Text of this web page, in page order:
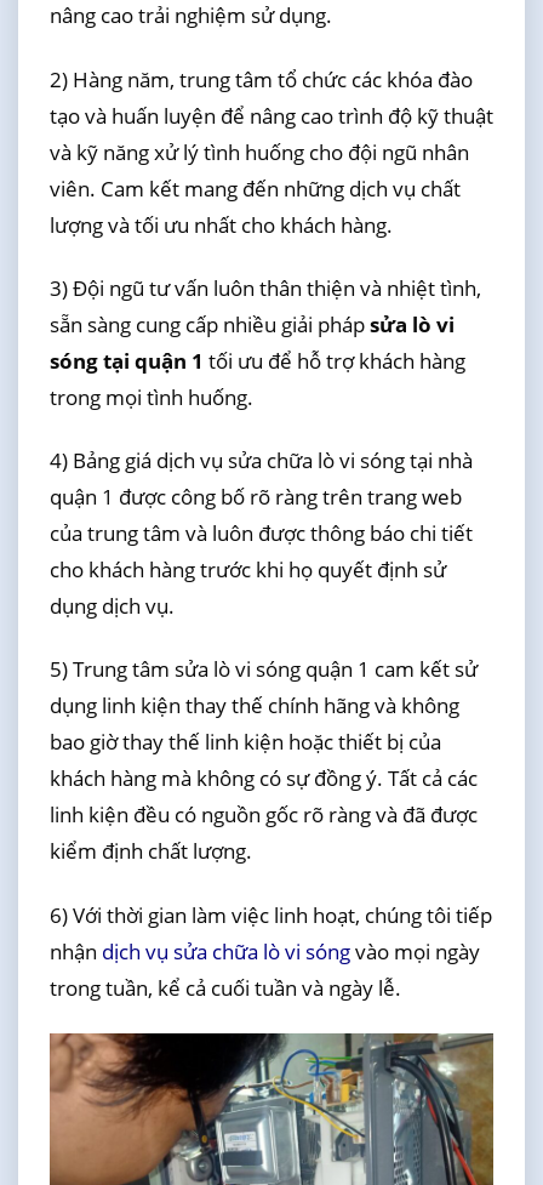
nâng cao trải nghiệm sử dụng.
2) Hàng năm, trung tâm tổ chức các khóa đào
tạo và huấn luyện để nâng cao trình độ kỹ thuật
và kỹ năng xử lý tình huống cho đội ngũ nhân
viên. Cam kết mang đến những dịch vụ chất
lượng và tối ưu nhất cho khách hàng.
3) Đội ngũ tư vấn luôn thân thiện và nhiệt tình,
sẵn sàng cung cấp nhiều giải phápsửa lò vi
sóng tại quận 1 tối ưu để hỗ trợ khách hàng
trong mọi tình huống.
4) Bảng giá dịch vụ sửa chữa lò vi sóng tại nhà
quận 1 được công bố rõ ràng trên trang web
của trung tâm và luôn được thông báo chi tiết
cho khách hàng trước khi họ quyết định sử
dụng dịch vụ.
5) Trung tâm sửa lò vi sóng quận 1 cam kết sử
dụng linh kiện thay thế chính hãng và không
bao giờ thay thế linh kiện hoặc thiết bị của
khách hàng mà không có sự đồng ý. Tất cả các
linh kiện đều có nguồn gốc rõ ràng và đã được
kiểm định chất lượng.
6) Với thời gian làm việc linh hoạt, chúng tôi tiếp
nhận dịch vụ sửa chữa lò vi sóngvào mọi ngày
trong tuần, kể cả cuối tuần và ngày lễ.